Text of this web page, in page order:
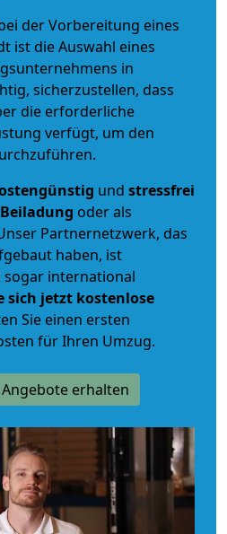
der Vorbereitung eines
ist die Auswahl eines
in
sicherzustellen, dass
die erforderliche
verfügt, um den
und stressfrei
Beiladung oder als
Partnernetzwerk, das
haben, ist
international
sich jetzt kostenlose
Sie einen ersten
für Ihren Umzug.
erhalten